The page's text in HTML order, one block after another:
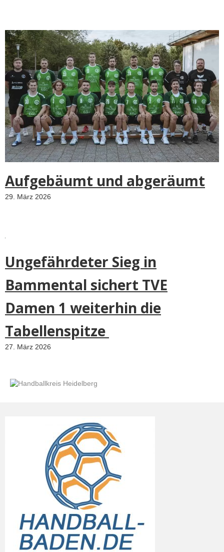
Aufgebäumt und abgeräumt
29. März 2026
Ungefährdeter Sieg in
Bammental sichert TVE
Damen 1 weiterhin die
Tabellenspitze
27. März 2026